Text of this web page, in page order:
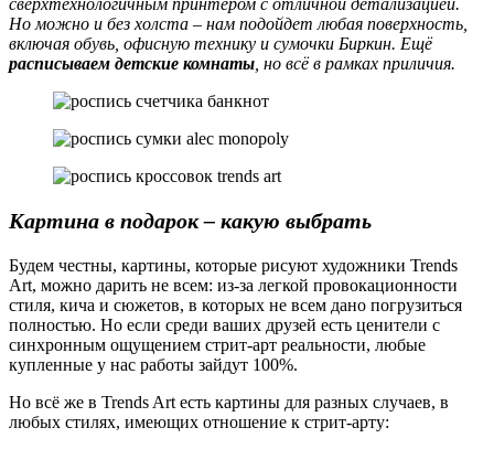
сверхтехнологичным принтером с отличной детализацией.
Но можно и без холста – нам подойдет любая поверхность,
включая обувь, офисную технику и сумочки Биркин. Ещё
расписываем детские комнаты , но всё в рамках приличия.
Картина в подарок – какую выбрать
Будем честны, картины, которые рисуют художники Trends
Art, можно дарить не всем: из-за легкой провокационности
стиля, кича и сюжетов, в которых не всем дано погрузиться
полностью. Но если среди ваших друзей есть ценители с
синхронным ощущением стрит-арт реальности, любые
купленные у нас работы зайдут 100%.
Но всё же в Trends Art есть картины для разных случаев, в
любых стилях, имеющих отношение к стрит-арту: